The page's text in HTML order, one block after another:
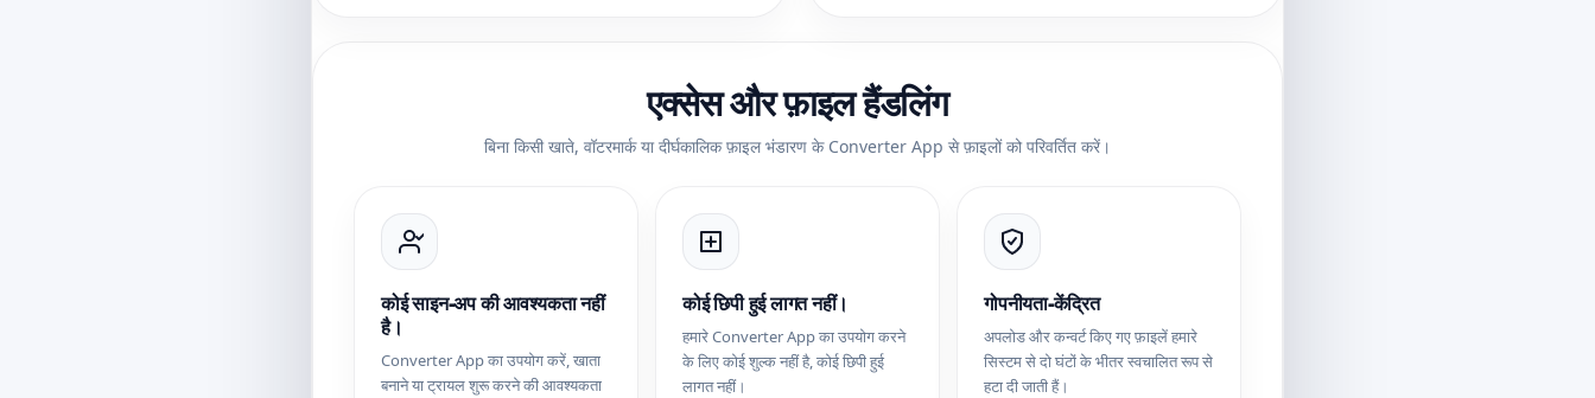
एक्सेस और फ़ाइल हैंडलिंग
बिना किसी खाते, वॉटरमार्क या दीर्घकालिक फ़ाइल भंडारण के Converter App से फ़ाइलों को परिवर्तित करें।
कोई साइन-अप की आवश्यकता नहीं
है।
Converter App का उपयोग करें, खाता
बनाने या ट्रायल शुरू करने की आवश्यकता
कोई छिपी हुई लागत नहीं।
हमारे Converter App का उपयोग करने
के लिए कोई शुल्क नहीं है, कोई छिपी हुई
लागत नहीं।
गोपनीयता-केंद्रित
अपलोड और कन्वर्ट किए गए फ़ाइलें हमारे
सिस्टम से दो घंटों के भीतर स्वचालित रूप से
हटा दी जाती हैं।